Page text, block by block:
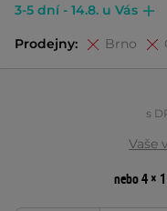
3-5 dní - 14.8. u Vás
Prodejny: Brno
s
Vaše
nebo 4 ×